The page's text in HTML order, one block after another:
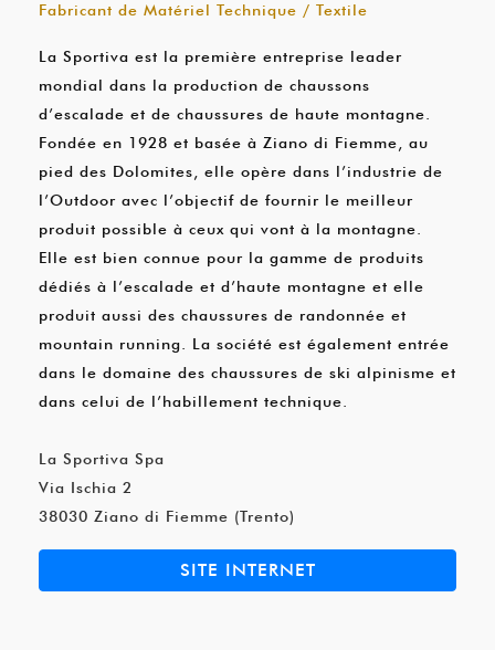
Fabricant de Matériel Technique / Textile
La Sportiva est la première entreprise leader
mondial dans la production de chaussons
d’escalade et de chaussures de haute montagne.
Fondée en 1928 et basée à Ziano di Fiemme, au
pied des Dolomites, elle opère dans l’industrie de
l’Outdoor avec l’objectif de fournir le meilleur
produit possible à ceux qui vont à la montagne.
Elle est bien connue pour la gamme de produits
dédiés à l’escalade et d’haute montagne et elle
produit aussi des chaussures de randonnée et
mountain running. La société est également entrée
dans le domaine des chaussures de ski alpinisme et
dans celui de l’habillement technique.
La Sportiva Spa
Via Ischia 2
38030 Ziano di Fiemme (Trento)
SITE INTERNET